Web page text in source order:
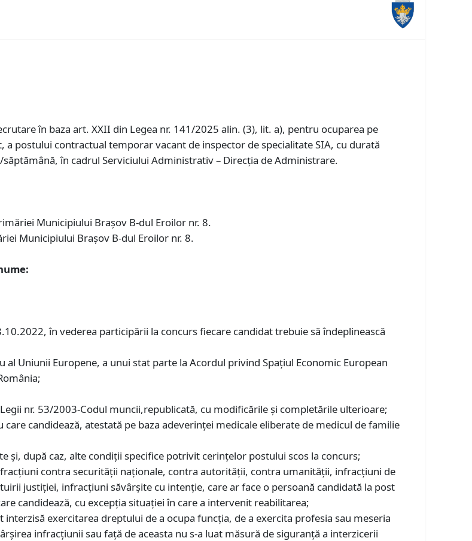
în baza art. XXII din Legea nr. 141/2025 alin. (3), lit. a), pentru ocuparea pe
postului contractual temporar vacant de inspector de specialitate SIA, cu durată
în cadrul Serviciului Administrativ – Direcția de Administrare.
Municipiului Braşov B-dul Eroilor nr. 8.
Municipiului Braşov B-dul Eroilor nr. 8.
în vederea participării la concurs fiecare candidat trebuie să îndeplinească
Uniunii Europene, a unui stat parte la Acordul privind Spațiul Economic European
nr. 53/2003-Codul muncii,republicată, cu modificările și completările ulterioare;
candidează, atestată pe baza adeverinţei medicale eliberate de medicul de familie
și, după caz, alte condiţii specifice potrivit cerinţelor postului scos la concurs;
contra securității naționale, contra autorităţii, contra umanității, infracțiuni de
justiției, infracţiuni săvârşite cu intenţie, care ar face o persoană candidată la post
candidează, cu excepţia situaţiei în care a intervenit reabilitarea;
exercitarea dreptului de a ocupa funcția, de a exercita profesia sau meseria
infracțiunii sau față de aceasta nu s-a luat măsură de siguranță a interzicerii